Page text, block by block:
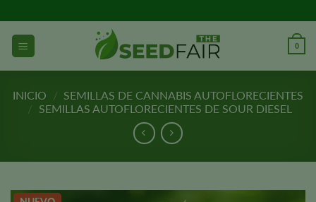
al
contenido
0
INICIO / SEMILLAS DE CANNABIS AUTOFLORECIENTES
/ SEMILLAS AUTOFLORECIENTES DE SOUR DIESEL